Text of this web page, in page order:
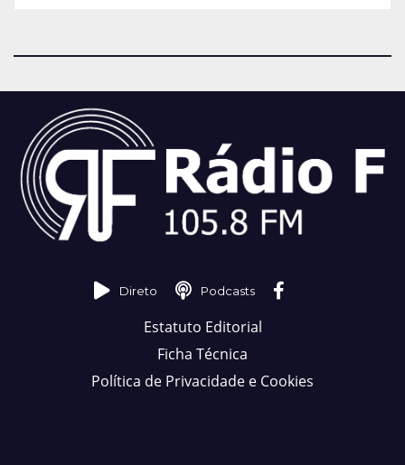
Direto Podcasts
Estatuto Editorial
Ficha Técnica
Política de Privacidade e Cookies